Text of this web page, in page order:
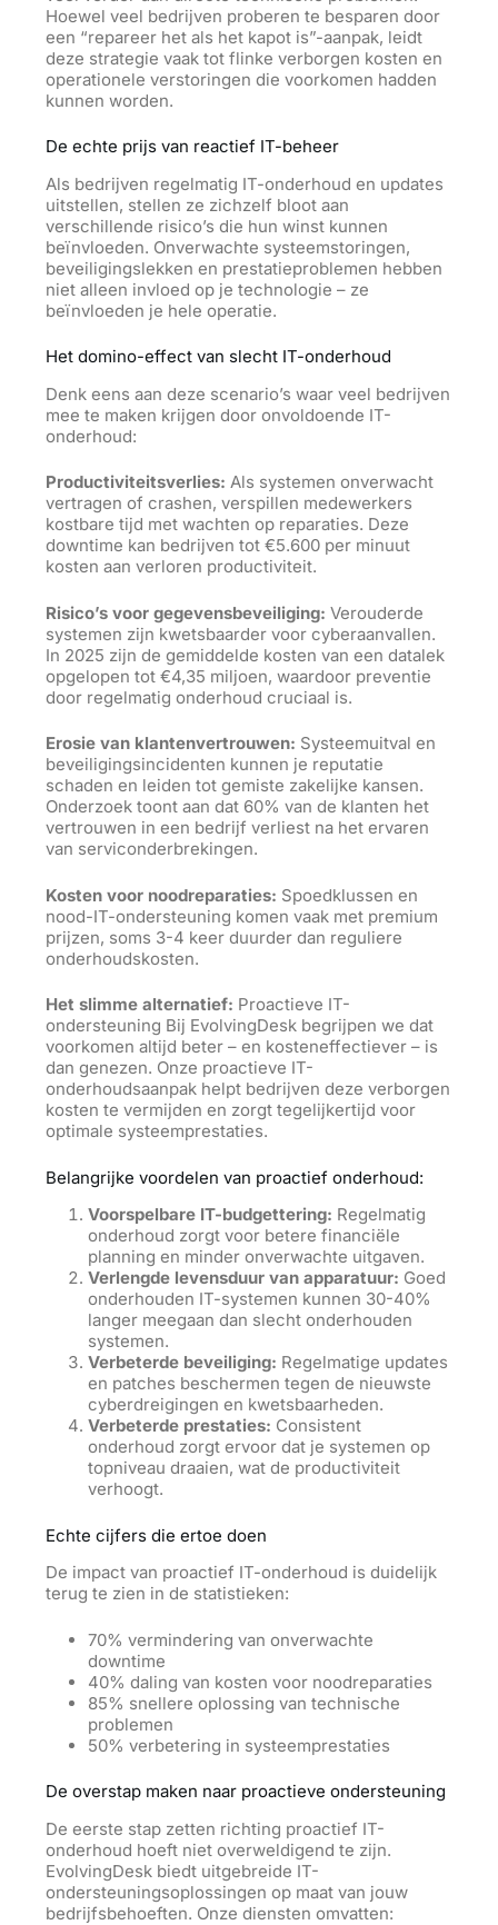
Hoewel veel bedrijven proberen te besparen door
een “repareer het als het kapot is”-aanpak, leidt
deze strategie vaak tot flinke verborgen kosten en
operationele verstoringen die voorkomen hadden
kunnen worden.
De echte prijs van reactief IT-beheer
Als bedrijven regelmatig IT-onderhoud en updates
uitstellen, stellen ze zichzelf bloot aan
verschillende risico’s die hun winst kunnen
beïnvloeden. Onverwachte systeemstoringen,
beveiligingslekken en prestatieproblemen hebben
niet alleen invloed op je technologie – ze
beïnvloeden je hele operatie.
Het domino-effect van slecht IT-onderhoud
Denk eens aan deze scenario’s waar veel bedrijven
mee te maken krijgen door onvoldoende IT-
onderhoud:
Productiviteitsverlies: Als systemen onverwacht
vertragen of crashen, verspillen medewerkers
kostbare tijd met wachten op reparaties. Deze
downtime kan bedrijven tot €5.600 per minuut
kosten aan verloren productiviteit.
Risico’s voor gegevensbeveiliging: Verouderde
systemen zijn kwetsbaarder voor cyberaanvallen.
In 2025 zijn de gemiddelde kosten van een datalek
opgelopen tot €4,35 miljoen, waardoor preventie
door regelmatig onderhoud cruciaal is.
Erosie van klantenvertrouwen: Systeemuitval en
beveiligingsincidenten kunnen je reputatie
schaden en leiden tot gemiste zakelijke kansen.
Onderzoek toont aan dat 60% van de klanten het
vertrouwen in een bedrijf verliest na het ervaren
van serviconderbrekingen.
Kosten voor noodreparaties: Spoedklussen en
nood-IT-ondersteuning komen vaak met premium
prijzen, soms 3-4 keer duurder dan reguliere
onderhoudskosten.
Het slimme alternatief: Proactieve IT-
ondersteuning Bij EvolvingDesk begrijpen we dat
voorkomen altijd beter – en kosteneffectiever – is
dan genezen. Onze proactieve IT-
onderhoudsaanpak helpt bedrijven deze verborgen
kosten te vermijden en zorgt tegelijkertijd voor
optimale systeemprestaties.
Belangrijke voordelen van proactief onderhoud:
Voorspelbare IT-budgettering: Regelmatig
onderhoud zorgt voor betere financiële
planning en minder onverwachte uitgaven.
Verlengde levensduur van apparatuur: Goed
onderhouden IT-systemen kunnen 30-40%
langer meegaan dan slecht onderhouden
systemen.
Verbeterde beveiliging: Regelmatige updates
en patches beschermen tegen de nieuwste
cyberdreigingen en kwetsbaarheden.
Verbeterde prestaties: Consistent
onderhoud zorgt ervoor dat je systemen op
topniveau draaien, wat de productiviteit
verhoogt.
Echte cijfers die ertoe doen
De impact van proactief IT-onderhoud is duidelijk
terug te zien in de statistieken:
70% vermindering van onverwachte
downtime
40% daling van kosten voor noodreparaties
85% snellere oplossing van technische
problemen
50% verbetering in systeemprestaties
De overstap maken naar proactieve ondersteuning
De eerste stap zetten richting proactief IT-
onderhoud hoeft niet overweldigend te zijn.
EvolvingDesk biedt uitgebreide IT-
ondersteuningsoplossingen op maat van jouw
bedrijfsbehoeften. Onze diensten omvatten: